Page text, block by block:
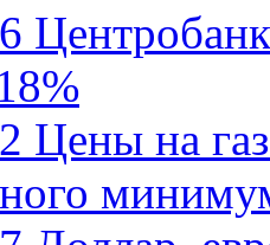
Цены на